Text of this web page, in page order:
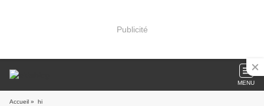
Publicité
MENU
Accueil » hi